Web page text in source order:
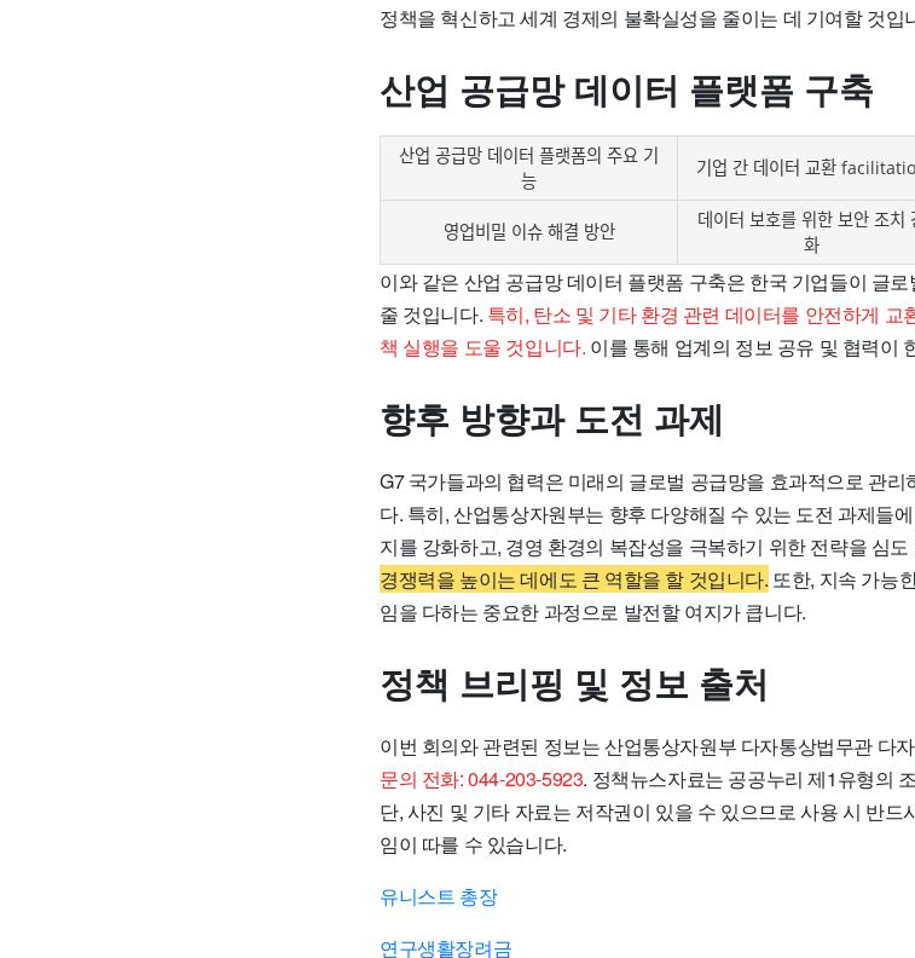
정책을 혁신하고 세계 경제의 불확실성을 줄이는 데 기여할 것입
산업 공급망 데이터 플랫폼 구축
산업 공급망 데이터 플랫폼의 주요 기
능
기업 간 데이터 교환
영업비밀 이슈 해결 방안
데이터 보호를 위한 보안 조치
화
이와 같은 산업 공급망 데이터 플랫폼 구축은 한국 기업들이 글
줄 것입니다. 특히, 탄소 및 기타 환경 관련 데이터를 안전하게
책 실행을 도울 것입니다. 이를 통해 업계의 정보 공유 및 협력이
향후 방향과 도전 과제
G7 국가들과의 협력은 미래의 글로벌 공급망을 효과적으로 관
다. 특히, 산업통상자원부는 향후 다양해질 수 있는 도전 과제들
지를 강화하고, 경영 환경의 복잡성을 극복하기 위한 전략을 심
경쟁력을 높이는 데에도 큰 역할을 할 것입니다. 또한, 지속 가능
임을 다하는 중요한 과정으로 발전할 여지가 큽니다.
정책 브리핑 및 정보 출처
이번 회의와 관련된 정보는 산업통상자원부 다자통상법무관 다
문의 전화: 044-203-5923. 정책뉴스자료는 공공누리 제1유형의
단, 사진 및 기타 자료는 저작권이 있을 수 있으므로 사용 시 반
임이 따를 수 있습니다.
유니스트 총장
연구생활장려금